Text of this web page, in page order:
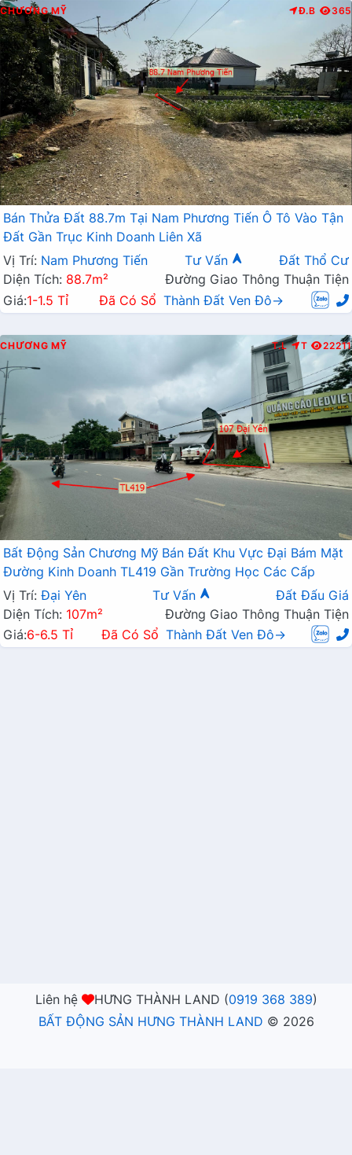
CHƯƠNG MỸ Đ.B 365
Bán Thửa Đất 88.7m Tại Nam Phương Tiến Ô Tô Vào Tận
Đất Gần Trục Kinh Doanh Liên Xã
Vị Trí: Nam Phương Tiến Tư Vấn
Đất Thổ Cư
Diện Tích: 88.7m²
Đường Giao Thông Thuận Tiện
Giá:1-1.5 Tỉ Đã Có Sổ Thành Đất Ven Đô→
CHƯƠNG MỸ T.L T 22211
Bất Động Sản Chương Mỹ Bán Đất Khu Vực Đại Bám Mặt
Đường Kinh Doanh TL419 Gần Trường Học Các Cấp
Vị Trí: Đại Yên Tư Vấn
Đất Đấu Giá
Diện Tích: 107m²
Đường Giao Thông Thuận Tiện
Giá:6-6.5 Tỉ Đã Có Sổ Thành Đất Ven Đô→
Liên hệ HƯNG THÀNH LAND (0919 368 389)
BẤT ĐỘNG SẢN HƯNG THÀNH LAND © 2026